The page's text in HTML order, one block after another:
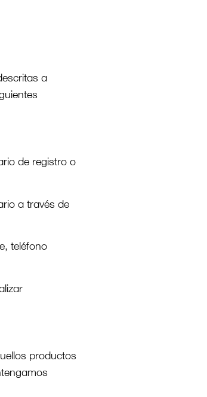
a
de registro o
a través de
teléfono
productos